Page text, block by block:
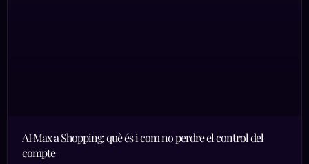
AI Max a Shopping: què és i com no perdre el control del
compte